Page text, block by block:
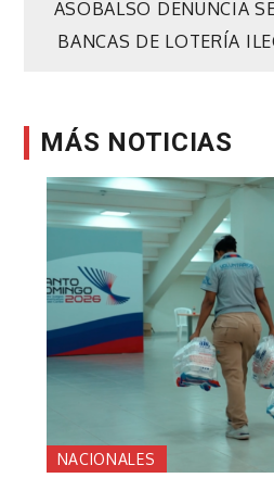
de
ASOBALSO DENUNCIA
BANCAS DE LOTERÍA
MÁS NOTICIAS
NACIONALES